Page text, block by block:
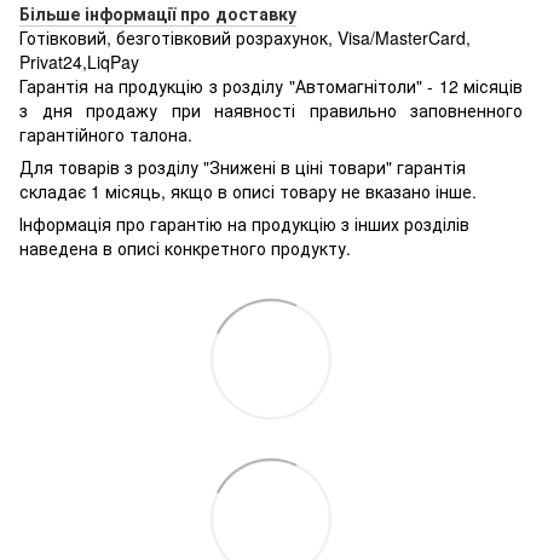
Більше інформації про доставку
Готівковий, безготівковий розрахунок, Visa/MasterCard,
Privat24,LiqPay
Гарантія на продукцію з розділу "Автомагнітоли" - 12 місяців
з дня продажу при наявності правильно заповненного
гарантійного талона.
Для товарів з розділу "Знижені в ціні товари" гарантія
складає 1 місяць, якщо в описі товару не вказано інше.
Інформація про гарантію на продукцію з інших розділів
наведена в описі конкретного продукту.